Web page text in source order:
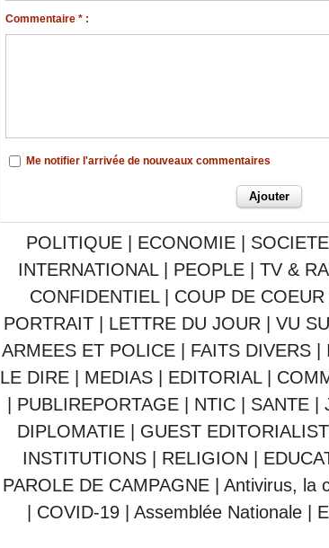
Commentaire * :
Me notifier l'arrivée de nouveaux commentaires
POLITIQUE | ECONOMIE | SOCIETE
INTERNATIONAL | PEOPLE | TV &
CONFIDENTIEL | COUP DE COEUR
PORTRAIT | LETTRE DU JOUR | VU
ARMEES ET POLICE | FAITS DIVERS |
LE DIRE | MEDIAS | EDITORIAL |
| PUBLIREPORTAGE | NTIC | SANTE |
DIPLOMATIE | GUEST
INSTITUTIONS | RELIGION |
PAROLE DE CAMPAGNE | Antivirus, la
| COVID-19 | Assemblée Nationale |